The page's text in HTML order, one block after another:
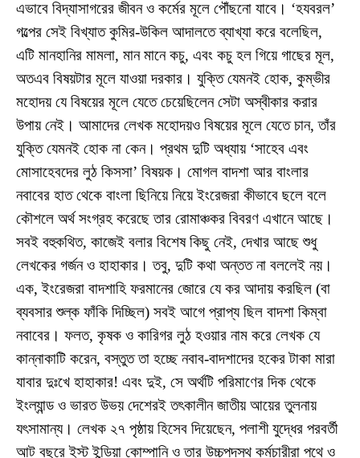
এভাবে বিদ্যাসাগরের জীবন ও কর্মের মূলে পৌঁছনো যাবে। ‘হযবরল’
গল্পের সেই বিখ্যাত কুমির-উকিল আদালতে ব্যাখ্যা করে বলেছিল,
এটি মানহানির মামলা, মান মানে কচু, এবং কচু হল গিয়ে গাছের মূল,
অতএব বিষয়টার মূলে যাওয়া দরকার। যুক্তি যেমনই হোক, কুম্ভীর
মহোদয় যে বিষয়ের মূলে যেতে চেয়েছিলেন সেটা অস্বীকার করার
উপায় নেই। আমাদের লেখক মহোদয়ও বিষয়ের মূলে যেতে চান, তাঁর
যুক্তি যেমনই হোক না কেন। প্রথম দুটি অধ্যায় ‘সাহেব এবং
মোসাহেবদের লুঠ কিসসা’ বিষয়ক। মোগল বাদশা আর বাংলার
নবাবের হাত থেকে বাংলা ছিনিয়ে নিয়ে ইংরেজরা কীভাবে ছলে বলে
কৌশলে অর্থ সংগ্রহ করেছে তার রোমাঞ্চকর বিবরণ এখানে আছে।
সবই বহুকথিত, কাজেই বলার বিশেষ কিছু নেই, দেখার আছে শুধু
লেখকের গর্জন ও হাহাকার। তবু, দুটি কথা অন্তত না বললেই নয়।
এক, ইংরেজরা বাদশাহি ফরমানের জোরে যে কর আদায় করছিল (বা
ব্যবসার শুল্ক ফাঁকি দিচ্ছিল) সবই আগে প্রাপ্য ছিল বাদশা কিম্বা
নবাবের। ফলত, কৃষক ও কারিগর লুঠ হওয়ার নাম করে লেখক যে
কান্নাকাটি করেন, বস্তুত তা হচ্ছে নবাব-বাদশাদের হকের টাকা মারা
যাবার দুঃখে হাহাকার! এবং দুই, সে অর্থটি পরিমাণের দিক থেকে
ইংল্যান্ড ও ভারত উভয় দেশেরই তৎকালীন জাতীয় আয়ের তুলনায়
যৎসামান্য। লেখক ২৭ পৃষ্ঠায় হিসেব দিয়েছেন, পলাশী যুদ্ধের পরবর্তী
আট বছরে ইস্ট ইন্ডিয়া কোম্পানি ও তার উচ্চপদস্থ কর্মচারীরা পথে ও